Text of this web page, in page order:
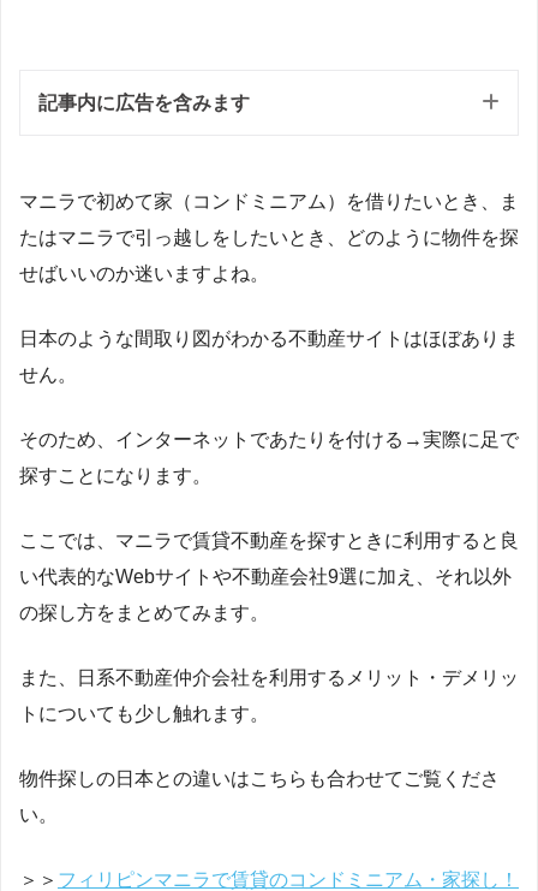
記事内に広告を含みます
マニラで初めて家（コンドミニアム）を借りたいとき、ま
たはマニラで引っ越しをしたいとき、どのように物件を探
せばいいのか迷いますよね。
日本のような間取り図がわかる不動産サイトはほぼありま
せん。
そのため、インターネットであたりを付ける→実際に足で
探すことになります。
ここでは、マニラで賃貸不動産を探すときに利用すると良
い代表的なWebサイトや不動産会社9選に加え、それ以外
の探し方をまとめてみます。
また、日系不動産仲介会社を利用するメリット・デメリッ
トについても少し触れます。
物件探しの日本との違いはこちらも合わせてご覧くださ
い。
＞＞ フィリピンマニラで賃貸のコンドミニアム・家探し！